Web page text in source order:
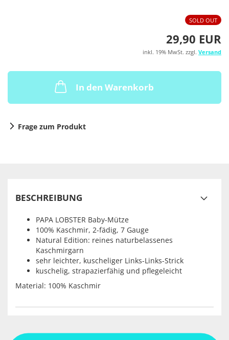
SOLD OUT
29,90 EUR
inkl. 19% MwSt. zzgl. Versand
In den Warenkorb
Frage zum Produkt
BESCHREIBUNG
PAPA LOBSTER Baby-Mütze
100% Kaschmir, 2-fädig, 7 Gauge
Natural Edition: reines naturbelassenes
Kaschmirgarn
sehr leichter, kuscheliger Links-Links-Strick
kuschelig, strapazierfähig und pflegeleicht
Material: 100% Kaschmir